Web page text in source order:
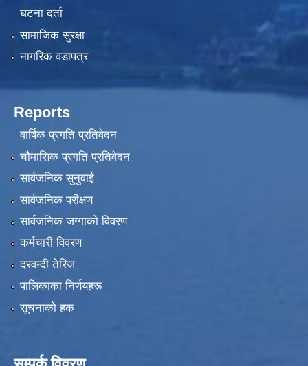
घटना दर्ता
सामाजिक सुरक्षा
नागरिक वडापत्र
Reports
वार्षिक प्रगति प्रतिवेदन
चौमासिक प्रगति प्रतिवेदन
सार्वजनिक सुनुवाई
सार्वजनिक परीक्षण
सार्वजनिक जग्गाको विवरण
कर्मचारी विवरण
दरवन्दी तेरिज
पालिकाका निर्णयहरू
सूचनाको हक